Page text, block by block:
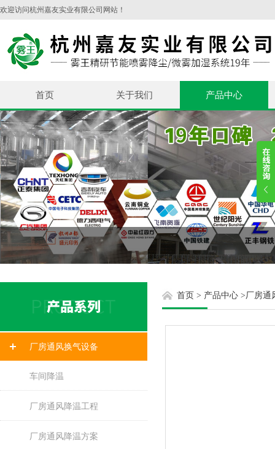
欢迎访问杭州嘉友实业有限公司网站！
首页 关于我们 产品中心
厂房通风换气设备
车间降温
厂房通风降温工程
厂房通风降温方案
首页 > 产品中心 >厂房通